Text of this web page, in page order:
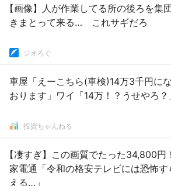
【画像】人が作業してる所の後ろを集
きまとって来る… これサギだろ
ジオろぐ
車屋「えーこちら(車検)14万3千円に
おります」ワイ「14万！？うせやろ？
投資ちゃんねる
【凄すぎ】この画質でたった34,800円
家電通「令和の格安テレビには恐怖す
える…」